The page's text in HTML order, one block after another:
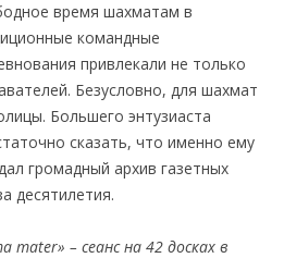
время шахматам в
командные
привлекали не только
Безусловно, для шахмат
Большего энтузиаста
сказать, что именно ему
громадный архив газетных
десятилетия.
mater» – сеанс на 42 досках в